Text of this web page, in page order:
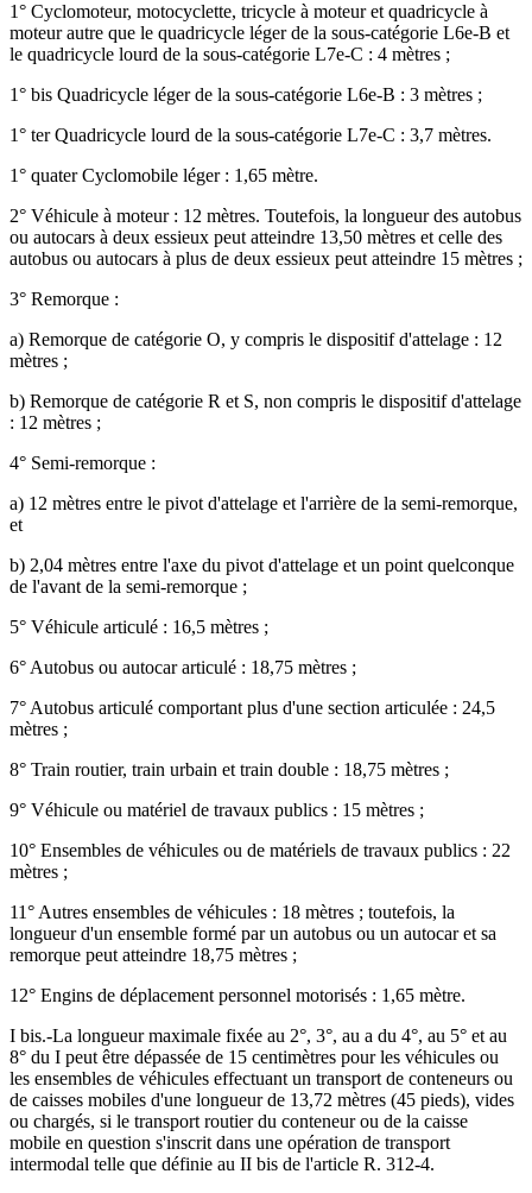
1° Cyclomoteur, motocyclette, tricycle à moteur et quadricycle à
moteur autre que le quadricycle léger de la sous-catégorie L6e-B et
le quadricycle lourd de la sous-catégorie L7e-C : 4 mètres ;
1° bis Quadricycle léger de la sous-catégorie L6e-B : 3 mètres ;
1° ter Quadricycle lourd de la sous-catégorie L7e-C : 3,7 mètres.
1° quater Cyclomobile léger : 1,65 mètre.
2° Véhicule à moteur : 12 mètres. Toutefois, la longueur des autobus
ou autocars à deux essieux peut atteindre 13,50 mètres et celle des
autobus ou autocars à plus de deux essieux peut atteindre 15 mètres ;
3° Remorque :
a) Remorque de catégorie O, y compris le dispositif d'attelage : 12
mètres ;
b) Remorque de catégorie R et S, non compris le dispositif d'attelage
: 12 mètres ;
4° Semi-remorque :
a) 12 mètres entre le pivot d'attelage et l'arrière de la semi-remorque,
et
b) 2,04 mètres entre l'axe du pivot d'attelage et un point quelconque
de l'avant de la semi-remorque ;
5° Véhicule articulé : 16,5 mètres ;
6° Autobus ou autocar articulé : 18,75 mètres ;
7° Autobus articulé comportant plus d'une section articulée : 24,5
mètres ;
8° Train routier, train urbain et train double : 18,75 mètres ;
9° Véhicule ou matériel de travaux publics : 15 mètres ;
10° Ensembles de véhicules ou de matériels de travaux publics : 22
mètres ;
11° Autres ensembles de véhicules : 18 mètres ; toutefois, la
longueur d'un ensemble formé par un autobus ou un autocar et sa
remorque peut atteindre 18,75 mètres ;
12° Engins de déplacement personnel motorisés : 1,65 mètre.
I bis.-La longueur maximale fixée au 2°, 3°, au a du 4°, au 5° et au
8° du I peut être dépassée de 15 centimètres pour les véhicules ou
les ensembles de véhicules effectuant un transport de conteneurs ou
de caisses mobiles d'une longueur de 13,72 mètres (45 pieds), vides
ou chargés, si le transport routier du conteneur ou de la caisse
mobile en question s'inscrit dans une opération de transport
intermodal telle que définie au II bis de l'article R. 312-4.